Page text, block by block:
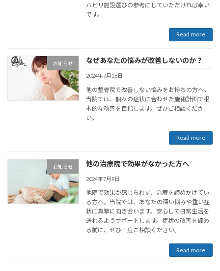
ハビリ施設選びの参考にしていただければ幸い
です。
Read more
お知らせ なぜあなたの悩みが改善しないのか？
2024年7月16日
他の整骨院で改善しない悩みをお持ちの方へ。
当院では、個々の症状に合わせた施術計画で根
本的な改善を目指します。ぜひご相談くださ
い。
Read more
お知らせ 他の治療院で効果がなかった方へ
2024年7月9日
他院で効果が感じられず、治療を諦めかけてい
る方へ。当院では、あなたの深い悩みや重い症
状に真摯に向き合います。安心して日常生活を
送れるようサポートします。症状の改善を諦め
る前に、ぜひ一度ご相談ください。
Read more